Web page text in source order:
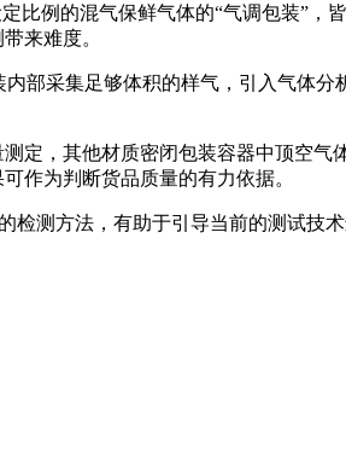
比例的混气保鲜气体的“气调包装”，
来难度。
部采集足够体积的样气，引入气体
定，其他材质密闭包装容器中顶空气
作为判断货品质量的有力依据。
检测方法，有助于引导当前的测试技